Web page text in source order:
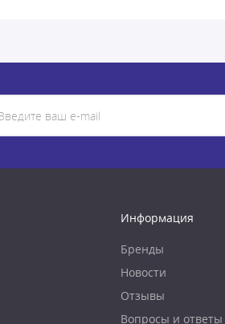
Информация
Бренды
Новости
Отзывы
Вопросы и ответы